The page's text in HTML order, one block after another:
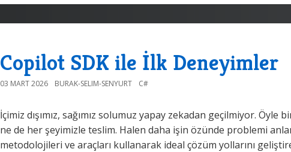
Copilot SDK ile İlk Deneyimler
03 MART 2026 BURAK-SELIM-SENYURT C#
İçimiz dışımız, sağımız solumuz yapay zekadan geçilmiyor.
ne de her şeyimizle teslim. Halen daha işin özünde problemi
metodolojileri ve araçları kullanarak ideal çözüm yollarını